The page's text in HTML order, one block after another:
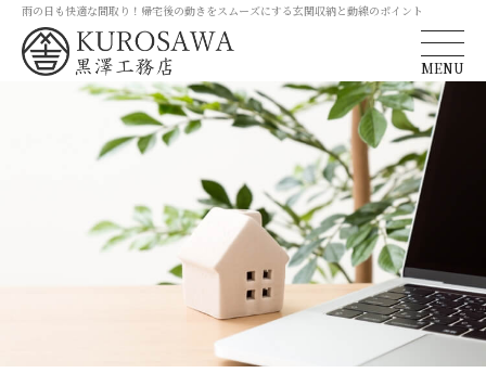
雨の日も快適な間取り！帰宅後の動きをスムーズにする玄関収納と動線のポイント
MENU